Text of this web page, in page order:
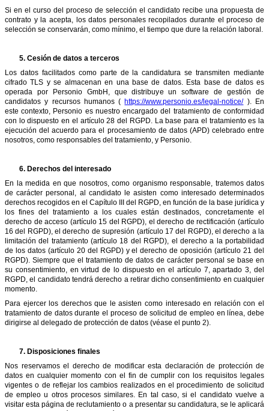
Si en el curso del proceso de selección el candidato recibe una propuesta de
contrato y la acepta, los datos personales recopilados durante el proceso de
selección se conservarán, como mínimo, el tiempo que dure la relación laboral.
5. Cesión de datos a terceros
Los datos facilitados como parte de la candidatura se transmiten mediante
cifrado TLS y se almacenan en una base de datos. Esta base de datos es
operada por Personio GmbH, que distribuye un software de gestión de
candidatos y recursos humanos (https://www.personio.es/legal-notice/). En
este contexto, Personio es nuestro encargado del tratamiento de conformidad
con lo dispuesto en el artículo 28 del RGPD. La base para el tratamiento es la
ejecución del acuerdo para el procesamiento de datos (APD) celebrado entre
nosotros, como responsables del tratamiento, y Personio.
6. Derechos del interesado
En la medida en que nosotros, como organismo responsable, tratemos datos
de carácter personal, al candidato le asisten como interesado determinados
derechos recogidos en el Capítulo III del RGPD, en función de la base jurídica y
los fines del tratamiento a los cuales están destinados, concretamente el
derecho de acceso (artículo 15 del RGPD), el derecho de rectificación (artículo
16 del RGPD), el derecho de supresión (artículo 17 del RGPD), el derecho a la
limitación del tratamiento (artículo 18 del RGPD), el derecho a la portabilidad
de los datos (artículo 20 del RGPD) y el derecho de oposición (artículo 21 del
RGPD). Siempre que el tratamiento de datos de carácter personal se base en
su consentimiento, en virtud de lo dispuesto en el artículo 7, apartado 3, del
RGPD, el candidato tendrá derecho a retirar dicho consentimiento en cualquier
momento.
Para ejercer los derechos que le asisten como interesado en relación con el
tratamiento de datos durante el proceso de solicitud de empleo en línea, debe
dirigirse al delegado de protección de datos (véase el punto 2).
7. Disposiciones finales
Nos reservamos el derecho de modificar esta declaración de protección de
datos en cualquier momento con el fin de cumplir con los requisitos legales
vigentes o de reflejar los cambios realizados en el procedimiento de solicitud
de empleo u otros procesos similares. En tal caso, si el candidato vuelve a
visitar esta página de reclutamiento o a presentar su candidatura, se le aplicará